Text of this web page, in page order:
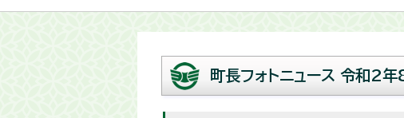
町長フォトニュース 令和2年